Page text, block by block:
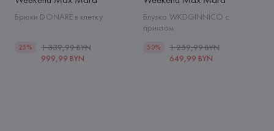
Брюки DONARE в клетку
25%
1 339,99 BYN
999,99 BYN
Блузка WKDGINNICO с
принтом
50%
1 259,99 BYN
649,99 BYN